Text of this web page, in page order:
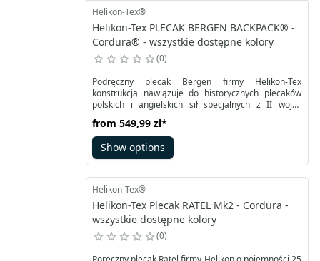
pomagają w sprawnym zarządzaniu przenoszonymi
przedmiotami. Dodatkowe akcesoria można
przechowywać w dwóch przednich kieszeniach.
Helikon-Tex®
Helikon-Tex PLECAK BERGEN BACKPACK® -
Cordura® - wszystkie dostępne kolory
0
Podręczny plecak Bergen firmy Helikon-Tex
konstrukcją nawiązuje do historycznych plecaków
polskich i angielskich sił specjalnych z II wojny
klamrami z zabudowaną klapą ma pojemność 18
litrów. Jego zadaniem jest pomieścić niezbędne
wyposażenie na wędrówkę. Boczne kieszenie
również z zapięciem klamrą i klapką zmieszczą
from 549,99 zł*
Show options
Helikon-Tex®
Helikon-Tex Plecak RATEL Mk2 - Cordura -
wszystkie dostępne kolory
0